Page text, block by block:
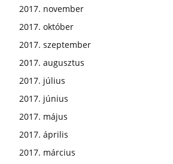
2017. november
2017. október
2017. szeptember
2017. augusztus
2017. július
2017. június
2017. május
2017. április
2017. március